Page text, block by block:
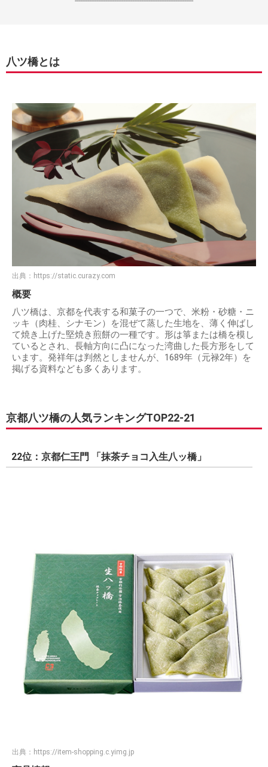
八ツ橋とは
出典： https://static.curazy.com
概要
八ツ橋は、京都を代表する和菓子の一つで、米粉・砂糖・ニ
ッキ（肉桂、シナモン）を混ぜて蒸した生地を、薄く伸ばし
て焼き上げた堅焼き煎餅の一種です。形は箏または橋を模し
ているとされ、長軸方向に凸になった湾曲した長方形をして
います。発祥年は判然としませんが、1689年（元禄2年）を
掲げる資料なども多くあります。
京都八ツ橋の人気ランキングTOP22-21
22位：京都仁王門 「抹茶チョコ入生八ッ橋」
出典： https://item-shopping.c.yimg.jp